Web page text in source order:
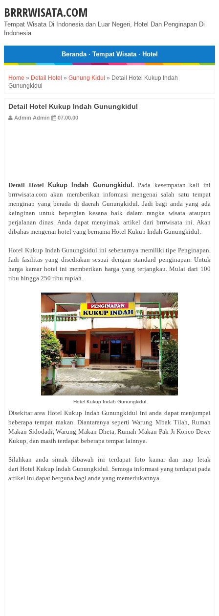
BRRRWISATA.COM
Tempat Wisata Di Indonesia dan Luar Negeri, Hotel Dan Penginapan Di
Indonesia
Beranda· Tempat Wisata· Hotel
Home » Detail Hotel » Gunung Kidul » Detail Hotel Kukup Indah
Gunungkidul
Detail Hotel Kukup Indah Gunungkidul
Admin Admin 07.00.00
Detail Hotel Kukup Indah Gunungkidul . Pada kesempatan kali ini
brrrwisata.com akan memberikan informasi mengenai salah satu tempat
menginap yang berada di daerah Gunungkidul. Jadi bagi anda yang ada
keinginan untuk bepergian kesana baik dalam rangka wisata ataupun
perjalanan dinas. Anda dapat menyimak artikel dari brrrwisata ini. Akan
dibahas mengenai hotel yang bernama Hotel Kukup Indah Gunungkidul.
Hotel Kukup Indah Gunungkidul ini sebenarnya memiliki tipe Penginapan.
Jadi fasilitas yang disediakan sesuai dengan standard penginapan. Untuk
harga kamar hotel ini memberikan harga yang terjangkau. Mulai dari 100
ribu hingga 250 ribu rupiah.
Hotel Kukup Indah Gunungkidul
Disekitar area Hotel Kukup Indah Gunungkidul ini anda dapat menjumpai
beberapa tempat makan. Diantaranya seperti Warung Mbak Tilah, Rumah
Makan Sidodadi, Warung Makan Dheta, Rumah Makan Pak Ji Konco Dewe
Kukup, dan masih terdapat beberapa tempat lainnya.
Silahkan anda simak dibawah ini terdapat foto kamar dan map letak
dari Hotel Kukup Indah Gunungkidul. Semoga informasi yang terdapat pada
artikel ini dapat berguna bagi anda yang memerlukannya.